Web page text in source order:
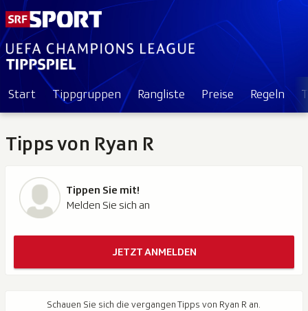
Start Tippgruppen Rangliste Preise Regeln
Tipps von Ryan R
Schauen Sie sich die vergangen Tipps von Ryan R an.
Tippen Sie mit!
Melden Sie sich an
JETZT ANMELDEN